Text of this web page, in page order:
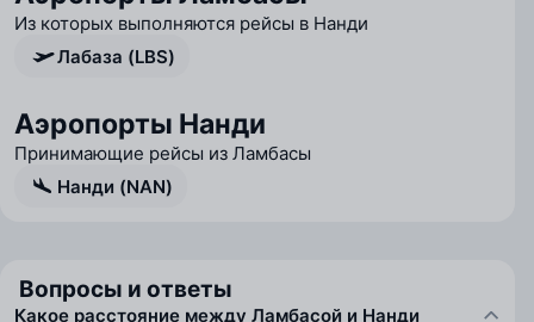
Из которых выполняются рейсы в Нанди
Лабаза (LBS)
Аэропорты Нанди
Принимающие рейсы из Ламбасы
Нанди (NAN)
Вопросы и ответы
Какое расстояние между Ламбасой и Нанди